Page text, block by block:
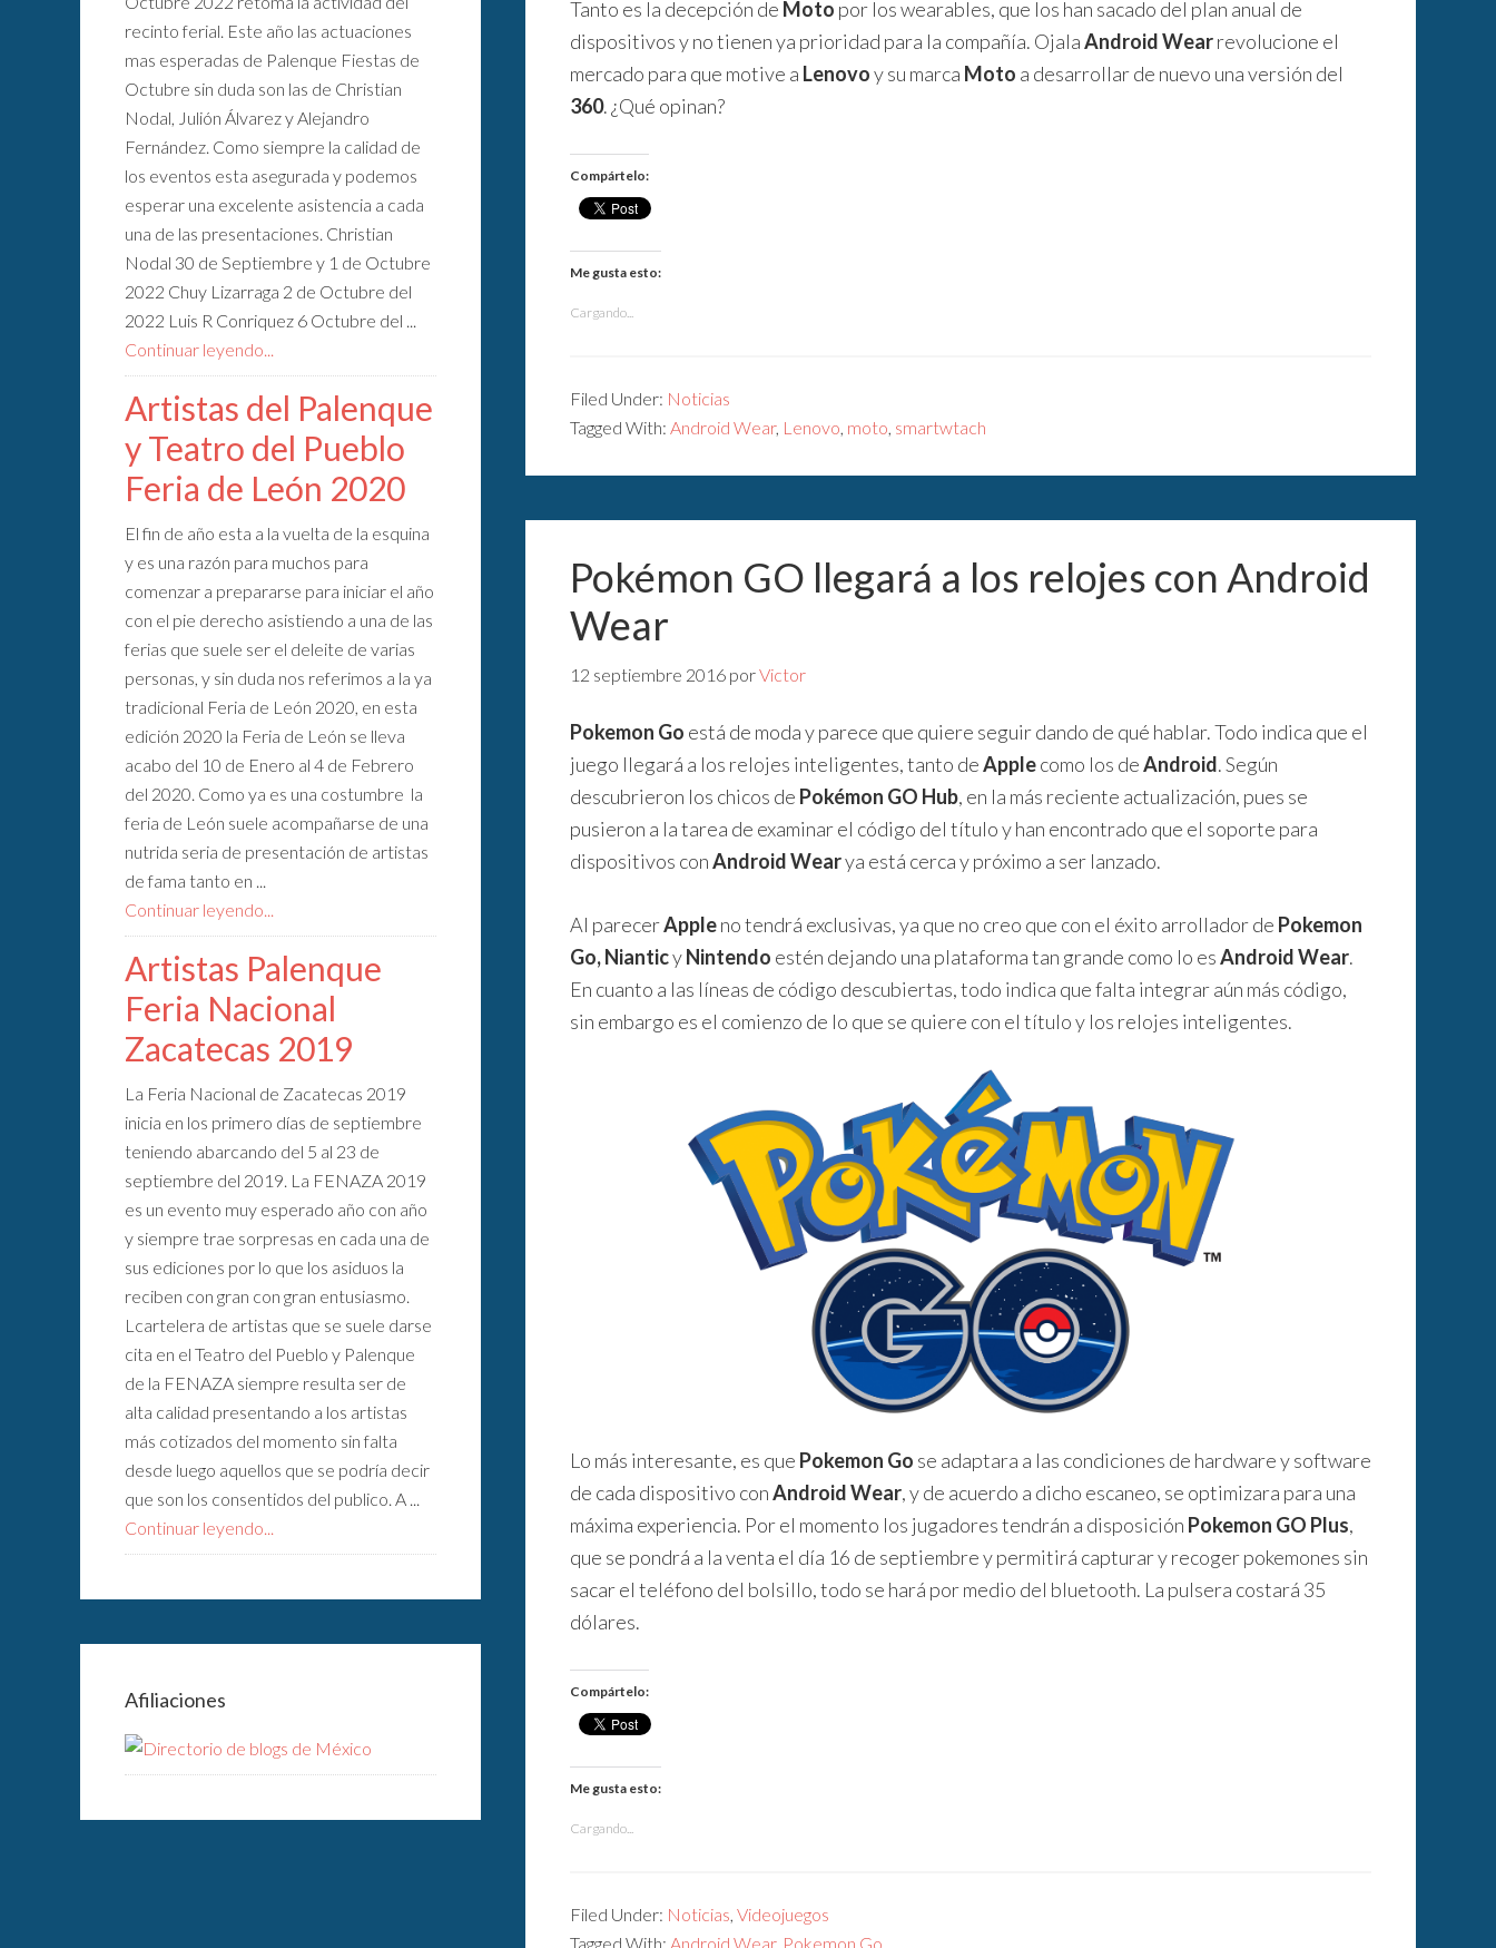
Tanto es la decepción de Moto por los wearables, que los han sacado del plan anual de
dispositivos y no tienen ya prioridad para la compañía. OjalaAndroid Wearrevolucione el
mercado para que motive a Lenovoy su marca Moto a desarrollar de nuevo una versión del
360. ¿Qué opinan?
Compártelo:
Me gusta esto:
Cargando...
Filed Under: Noticias
Tagged With: Android Wear, Lenovo moto smartwtach
Pokémon GO llegará a los relojes con Android
Wear
12 septiembre 2016 porVictor
Pokemon Go está de moda y parece que quiere seguir dando de qué hablar. Todo indica que el
juego llegará a los relojes inteligentes, tanto deApplecomo los deAndroid. Según
descubrieron los chicos de Pokémon GO Hub, en la más reciente actualización, pues se
pusieron a la tarea de examinar el código del título y han encontrado que el soporte para
dispositivos conAndroid Wearya está cerca y próximo a ser lanzado.
Al parecerAppleno tendrá exclusivas, ya que no creo que con el éxito arrollador de Pokemon
Go, NianticyNintendo estén dejando una plataforma tan grande como lo esAndroid Wear.
En cuanto a las líneas de código descubiertas, todo indica que falta integrar aún más código,
sin embargo es el comienzo de lo que se quiere con el título y los relojes inteligentes.
Lo más interesante, es que Pokemon Go se adaptara a las condiciones de hardware y software
de cada dispositivo conAndroid Wear, y de acuerdo a dicho escaneo, se optimizara para una
máxima experiencia. Por el momento los jugadores tendrán a disposición Pokemon GO Plus,
que se pondrá a la venta el día 16 de septiembre y permitirá capturar y recoger pokemones sin
sacar el teléfono del bolsillo, todo se hará por medio del bluetooth. La pulsera costará 35
dólares.
Compártelo:
Me gusta esto:
Cargando...
Filed Under: Noticias Videojuegos
Tagged With: Android Wear, Pokemon Go
recinto ferial. Este año las actuaciones
mas esperadas de Palenque Fiestas de
Octubre sin duda son las de Christian
Nodal, Julión Álvarez y Alejandro
Fernández. Como siempre la calidad de
los eventos esta asegurada y podemos
esperar una excelente asistencia a cada
una de las presentaciones. Christian
Nodal 30 de Septiembre y 1 de Octubre
2022 Chuy Lizarraga 2 de Octubre del
2022 Luis R Conriquez 6 Octubre del ...
Continuar leyendo...
Artistas del Palenque
y Teatro del Pueblo
Feria de León 2020
El fin de año esta a la vuelta de la esquina
y es una razón para muchos para
comenzar a prepararse para iniciar el año
con el pie derecho asistiendo a una de las
ferias que suele ser el deleite de varias
personas, y sin duda nos referimos a la ya
tradicional Feria de León 2020, en esta
edición 2020 la Feria de León se lleva
acabo del 10 de Enero al 4 de Febrero
del 2020. Como ya es una costumbre la
feria de León suele acompañarse de una
nutrida seria de presentación de artistas
de fama tanto en ...
Continuar leyendo...
Artistas Palenque
Feria Nacional
Zacatecas 2019
La Feria Nacional de Zacatecas 2019
inicia en los primero días de septiembre
teniendo abarcando del 5 al 23 de
septiembre del 2019. La FENAZA 2019
es un evento muy esperado año con año
y siempre trae sorpresas en cada una de
sus ediciones por lo que los asiduos la
reciben con gran con gran entusiasmo.
Lcartelera de artistas que se suele darse
cita en el Teatro del Pueblo y Palenque
de la FENAZA siempre resulta ser de
alta calidad presentando a los artistas
más cotizados del momento sin falta
desde luego aquellos que se podría decir
que son los consentidos del publico. A ...
Continuar leyendo...
Afiliaciones